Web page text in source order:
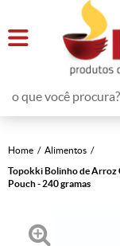
Home
Alimentos
Topokki Bolinho de Arroz
Pouch - 240 gramas